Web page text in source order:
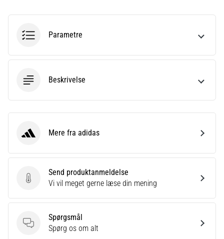
Parametre
Beskrivelse
Send produktanmeldelse
Send produktanmeldelse
Vi vil meget gerne læse din mening
Spørgsmål
Spørgsmål
Spørg os om alt
adidas Mere fra adidas